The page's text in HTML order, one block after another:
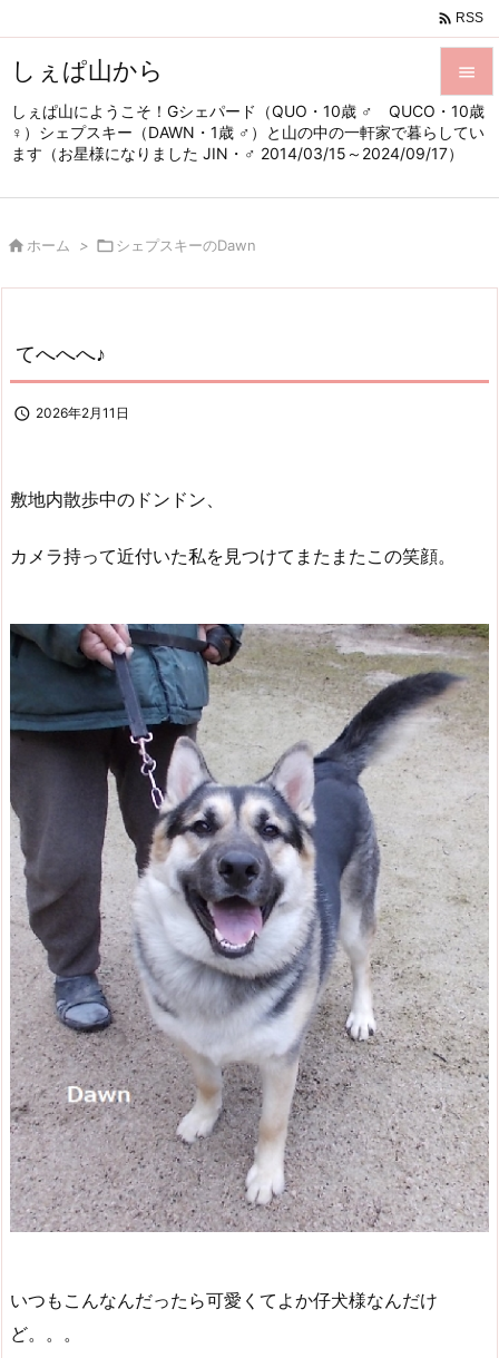
しぇぱ山から
しぇぱ山にようこそ！Gシェパード（QUO・10歳 ♂ QUCO・10歳
♀）シェプスキー（DAWN・1歳 ♂）と山の中の一軒家で暮らしてい
ます（お星様になりました JIN・♂ 2014/03/15～2024/09/17）


メニュ
サイド

 RSS
 ホーム > シェプスキーのDawn
てへへへ♪
 2026年2月11日
敷地内散歩中のドンドン、
カメラ持って近付いた私を見つけてまたまたこの笑顔。
いつもこんなんだったら可愛くてよか仔犬様なんだけ
ど。。。